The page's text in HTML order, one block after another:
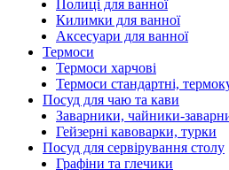
Полиці для ванної
Килимки для ванної
Аксесуари для ванної
Термоси
Термоси харчові
Термоси стандартні,
Посуд для чаю та кави
Заварники, чайники-
Гейзерні кавоварки, турки
Посуд для сервірування столу
Графіни та глечики